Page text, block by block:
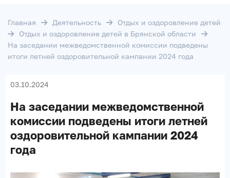
Главная Деятельность
Отдых и оздоровление детей
Отдых и оздоровление детей в Брянской области
На заседании межведомственной комиссии подведены
итоги летней оздоровительной кампании 2024 года
03.10.2024
На заседании межведомственной
комиссии подведены итоги летней
оздоровительной кампании 2024
года